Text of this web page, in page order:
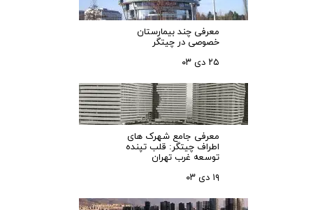
شرح پروژه های فاز دو مروارید شهر
فاز یک پروژه نیکان از قرارداد های اولیه میباشد ک
معرفی چند بیمارستان
خصوصی در چیتگر
۲۵ دی ۰۳
معرفی جامع شهرک‌ های
اطراف چیتگر: قلب تپنده
توسعه غرب تهران
۱۹ دی ۰۳